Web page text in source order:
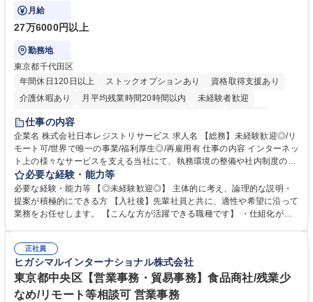
ている部署です。
月給
27万6000円以上
勤務地
東京都千代田区
年間休日120日以上
ストックオプションあり
資格取得支援あり
介護休暇あり
月平均残業時間20時間以内
未経験者歓迎
住宅手当あり
完全週休2日制
交通費支給 駅近5分以内 土日祝休み 服装自由
仕事の内容
企業名 株式会社日本レジストリサービス 求人名 【総務】未経験歓迎◎/リ
モート可/世界で唯一の事業/福利厚生◎/再雇用有 仕事の内容 インターネッ
ト上の様々なサービスを支える当社にて、執務環境の整備や社内制度の検
討、イベント運営などの幅広い業務を担当し、間接的に会社の生産性向上
や成長に貢献している部署です。 会社の全メンバーが安心して長く成果を
発揮できる環境を整えるために、毎日のメンテナンスや維持管理に加え、
新たな施策検討を積極的に行っていただき、会社全体を巻き込み課題解決
幅広い業務の体得が可能で、多様なキャリアパスを描くことも可能です。
募集職種 【総務】未経験歓迎◎/リモート可/世界で唯一の事業/福利厚生◎/
再雇用有
必要な経験・能力等
必要な経験・能力等 【◎未経験歓迎◎】 主体的に考え、論理的な説明・
提案が積極的にできる方 【入社後】先輩社員と共に、適性や希望に沿って
業務をお任せします。 【こんな方が活躍できる職種です】 ・仕組化が好
対処できる・新しいことに興味関心がある 【魅力】■自己啓発支援：資格
取得や通信教育など費用の80%（年間25万円まで）を補助 ■住宅手当：家
賃の50%（月額7万円まで）を補助 学歴・資格 学歴：大学院 大学 語学
力： 資格：
正社員
ヒガシマルインターナショナル株式会社
東京都中央区【営業事務・貿易事務】食品商社/残業少
なめ/リモート等相談可 営業事務